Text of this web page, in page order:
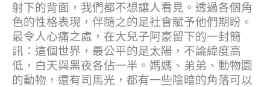
射下的背面，我們都不想讓人看見。透過各個角
色的性格表現，伴隨之的是社會賦予他們期盼。
最令人心痛之處，在大兒子阿豪留下的一封簡
訊：這個世界，最公平的是太陽，不論緯度高
低，白天與黑夜各佔一半。媽媽、弟弟、動物園
的動物，還有司馬光，都有一些陰暗的角落可以